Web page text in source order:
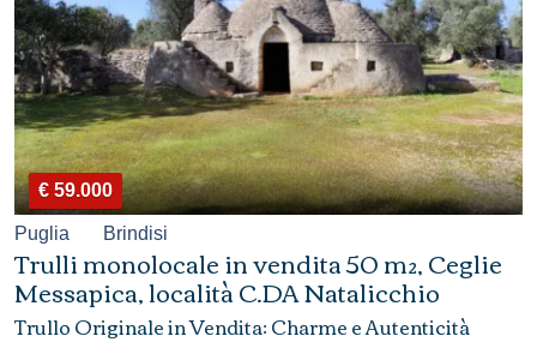
€ 59.000
Puglia Brindisi
Trulli monolocale in vendita 50 m², Ceglie
Messapica, località C.DA Natalicchio
Trullo Originale in Vendita: Charme e Autenticità